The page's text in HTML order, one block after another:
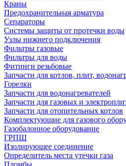
Краны
Предохранительная арматура
Сепараторы
Системы защиты от протечки воды
Узлы нижнего подключения
Фильтры газовые
Фильтры для воды
Фитинги резьбовые
Запчасти для котлов, плит,
Горелки
Запчасти для водонагревателей
Запчасти для газовых и
Запчасти для отопительных котлов
Комплектующие для газового
Газобалонное оборудование
ГРПШ
Изолирующее соединение
Определитель места утечки газа
Пломбы